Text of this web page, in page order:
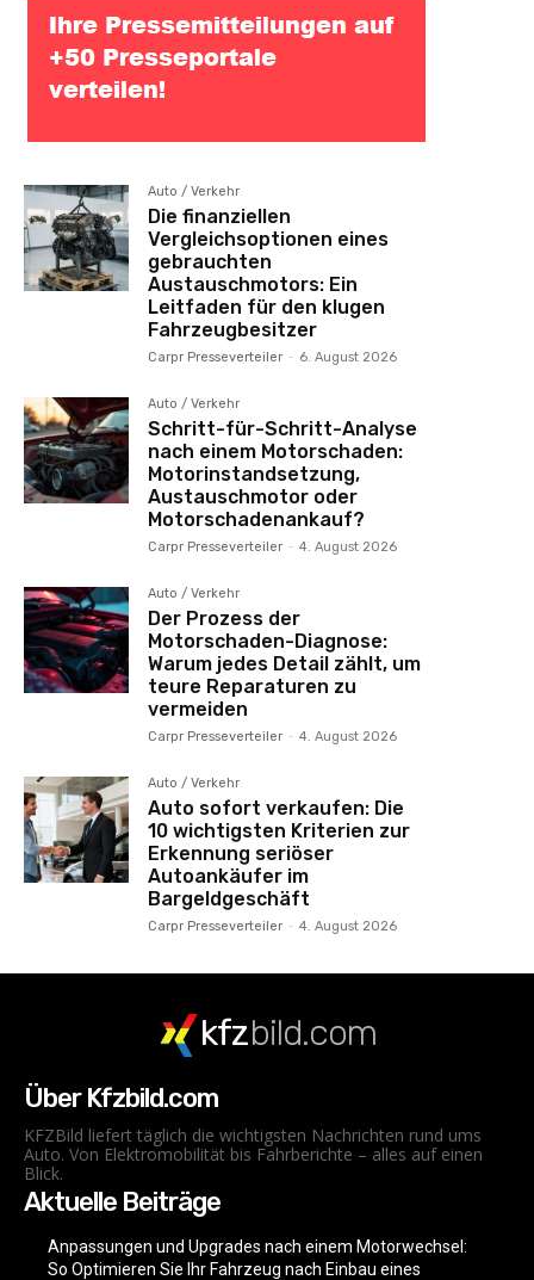
Auto / Verkehr
Die finanziellen
Vergleichsoptionen eines
gebrauchten
Austauschmotors: Ein
Leitfaden für den klugen
Fahrzeugbesitzer
Carpr Presseverteiler - 6. August 2026
Auto / Verkehr
Schritt-für-Schritt-Analyse
nach einem Motorschaden:
Motorinstandsetzung,
Austauschmotor oder
Motorschadenankauf?
Carpr Presseverteiler - 4. August 2026
Auto / Verkehr
Der Prozess der
Motorschaden-Diagnose:
Warum jedes Detail zählt, um
teure Reparaturen zu
vermeiden
Carpr Presseverteiler - 4. August 2026
Auto / Verkehr
Auto sofort verkaufen: Die
10 wichtigsten Kriterien zur
Erkennung seriöser
Autoankäufer im
Bargeldgeschäft
Carpr Presseverteiler - 4. August 2026
kfzbild.com
Über Kfzbild.com
KFZBild liefert täglich die wichtigsten Nachrichten rund ums
Auto. Von Elektromobilität bis Fahrberichte – alles auf einen
Blick.
Aktuelle Beiträge
Anpassungen und Upgrades nach einem Motorwechsel:
So Optimieren Sie Ihr Fahrzeug nach Einbau eines